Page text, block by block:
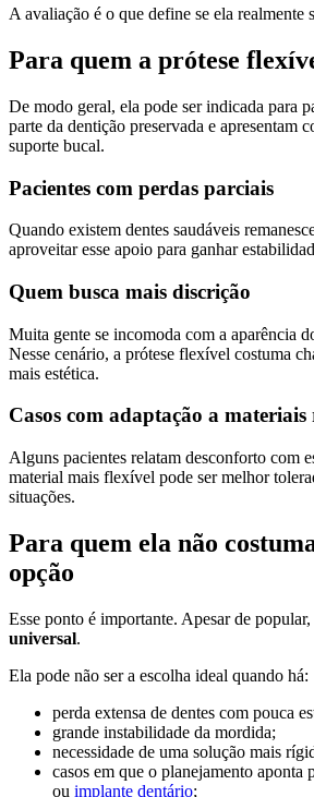
A avaliação é o que define se ela realmente
Para quem a prótese
De modo geral, ela pode ser indicada para
parte da dentição preservada e apresentam
suporte bucal.
Pacientes com perdas parciais
Quando existem dentes saudáveis
aproveitar esse apoio para ganhar
Quem busca mais discrição
Muita gente se incomoda com a aparência
Nesse cenário, a prótese flexível costuma
mais estética.
Casos com adaptação a
Alguns pacientes relatam desconforto com
material mais flexível pode ser melhor
situações.
Para quem ela não
opção
Esse ponto é importante. Apesar de
universal.
Ela pode não ser a escolha ideal quando há:
perda extensa de dentes com pouca
grande instabilidade da mordida;
necessidade de uma solução mais
casos em que o planejamento aponta
ou implante dentário;